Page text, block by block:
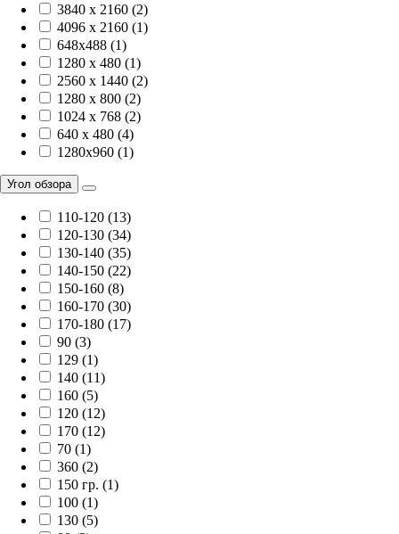
3840 х 2160 (2)
4096 х 2160 (1)
648x488 (1)
1280 x 480 (1)
2560 x 1440 (2)
1280 x 800 (2)
1024 x 768 (2)
640 x 480 (4)
1280x960 (1)
Угол обзора
110-120 (13)
120-130 (34)
130-140 (35)
140-150 (22)
150-160 (8)
160-170 (30)
170-180 (17)
90 (3)
129 (1)
140 (11)
160 (5)
120 (12)
170 (12)
70 (1)
360 (2)
150 гр. (1)
100 (1)
130 (5)